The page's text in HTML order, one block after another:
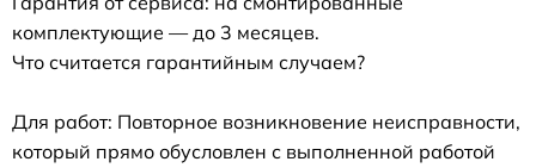
комплектующие — до 3 месяцев.
Что считается гарантийным случаем?
Для работ: Повторное возникновение неисправности,
который прямо обусловлен с выполненной работой